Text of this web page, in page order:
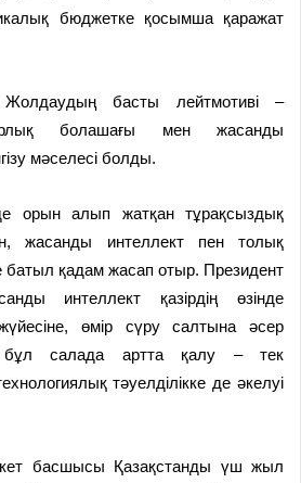
бюджетке қосымша қаражат
басты лейтмотиві –
болашағы мен жасанды
мәселесі болды.
орын алып жатқан тұрақсыздық
жасанды интеллект пен толық
батыл қадам жасап отыр. Президент
интеллект қазірдің өзінде
өмір сүру салтына әсер
бұл салада артта қалу – тек
тәуелділікке де әкелуі
басшысы Қазақстанды үш жыл